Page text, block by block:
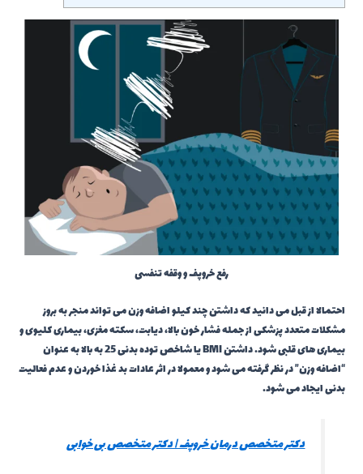
رفع خروپف و وقفه تنفسی
احتمالا از قبل می دانید که داشتن چند کیلو اضافه وزن می تواند منجر به بروز
مشکلات متعدد پزشکی از جمله فشار خون بالا، دیابت، سکته مغزی، بیماری کلیوی و
بیماری های قلبی شود. داشتن BMI یا شاخص توده بدنی 25 به بالا به عنوان
“اضافه وزن” در نظر گرفته می شود و معمولا در اثر عادات بد غذا خوردن و عدم فعالیت
بدنی ایجاد می شود.
دکتر متخصص درمان خروپف | دکتر متخصص بی خوابی